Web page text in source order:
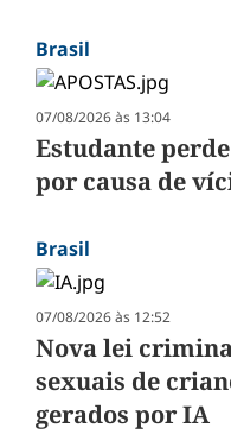
Brasil
07/08/2026 às 13:04
Estudante
por causa de
Brasil
07/08/2026 às 12:52
Nova lei
sexuais de
gerados por IA